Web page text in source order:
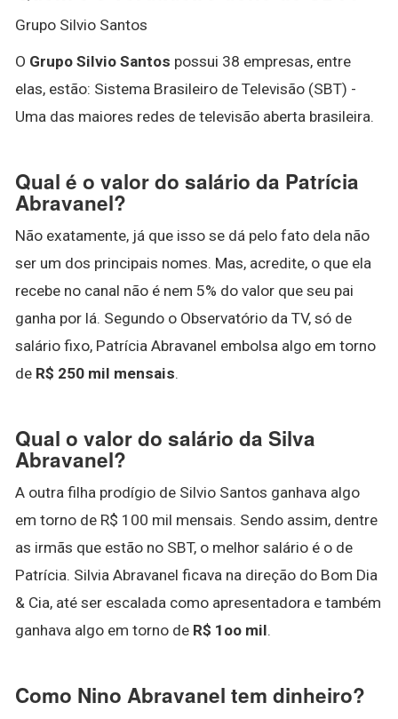
Grupo Silvio Santos
O Grupo Silvio Santos possui 38 empresas, entre
elas, estão: Sistema Brasileiro de Televisão (SBT) -
Uma das maiores redes de televisão aberta brasileira.
Qual é o valor do salário da Patrícia
Abravanel?
Não exatamente, já que isso se dá pelo fato dela não
ser um dos principais nomes. Mas, acredite, o que ela
recebe no canal não é nem 5% do valor que seu pai
ganha por lá. Segundo o Observatório da TV, só de
salário fixo, Patrícia Abravanel embolsa algo em torno
de R$ 250 mil mensais.
Qual o valor do salário da Silva
Abravanel?
A outra filha prodígio de Silvio Santos ganhava algo
em torno de R$ 100 mil mensais. Sendo assim, dentre
as irmãs que estão no SBT, o melhor salário é o de
Patrícia. Silvia Abravanel ficava na direção do Bom Dia
& Cia, até ser escalada como apresentadora e também
ganhava algo em torno de R$ 1oo mil.
Como Nino Abravanel tem dinheiro?